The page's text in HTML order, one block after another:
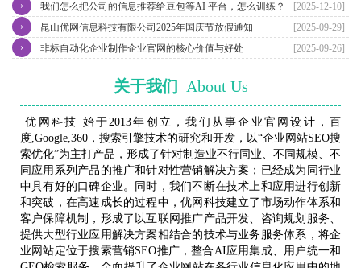
[2025-12-10]
我们怎么把公司的信息推荐给豆包等AI 平台，怎么训练？
›
[2025-09-29]
昆山优网信息科技有限公司2025年国庆节放假通知
›
[2025-09-26]
非标自动化企业制作企业官网的核心价值与好处
›
关于我们 About Us
优网科技 始于2013年创立，我们从事企业官网设计，百
度,Google,360，搜索引擎技术的研究和开发，以“企业网站SEO搜
索优化”为主打产品，形成了针对制造业不行同业、不同规模、不
同应用系列产品的推广和针对性营销解决方案；已经成为同行业
中具有好的口碑企业。同时，我们不断在技术上和应用进行创新
和突破，在高速成长的过程中，优网科技建立了市场动作体系和
客户保障机制，形成了以互联网推广产品开发、咨询规划服务、
提供大型行业应用解决方案相结合的技术与业务服务体系，将企
业网站定位于搜索营销SEO推广，整合AI应用集成、用户统一和